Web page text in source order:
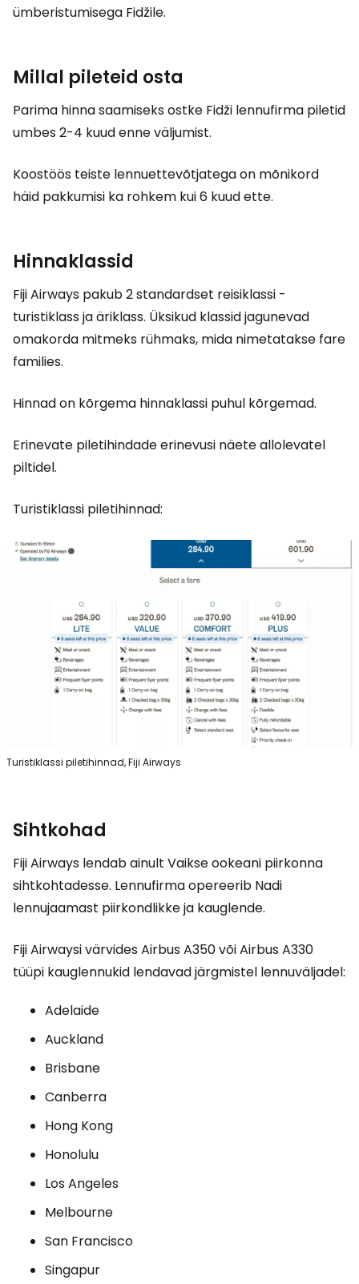
ümberistumisega Fidžile.
Millal pileteid osta
Parima hinna saamiseks ostke Fidži lennufirma piletid
umbes 2-4 kuud enne väljumist.
Koostöös teiste lennuettevõtjatega on mõnikord
häid pakkumisi ka rohkem kui 6 kuud ette.
Hinnaklassid
Fiji Airways pakub 2 standardset reisiklassi -
turistiklass ja äriklass. Üksikud klassid jagunevad
omakorda mitmeks rühmaks, mida nimetatakse fare
families.
Hinnad on kõrgema hinnaklassi puhul kõrgemad.
Erinevate piletihindade erinevusi näete allolevatel
piltidel.
Turistiklassi piletihinnad:
Turistiklassi piletihinnad, Fiji Airways
Sihtkohad
Fiji Airways lendab ainult Vaikse ookeani piirkonna
sihtkohtadesse. Lennufirma opereerib Nadi
lennujaamast piirkondlikke ja kauglende.
Fiji Airwaysi värvides Airbus A350 või Airbus A330
tüüpi kauglennukid lendavad järgmistel lennuväljadel:
Adelaide
Auckland
Brisbane
Canberra
Hong Kong
Honolulu
Los Angeles
Melbourne
San Francisco
Singapur